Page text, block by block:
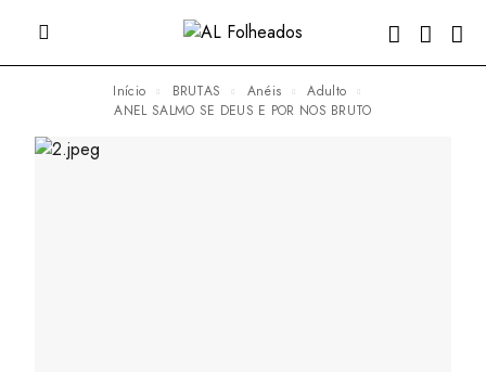
Início BRUTAS Anéis
Adulto
ANEL SALMO SE DEUS E POR NOS BRUTO